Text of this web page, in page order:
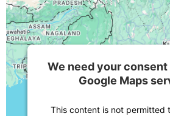
We need your consent
Google Maps
This content is not permitted